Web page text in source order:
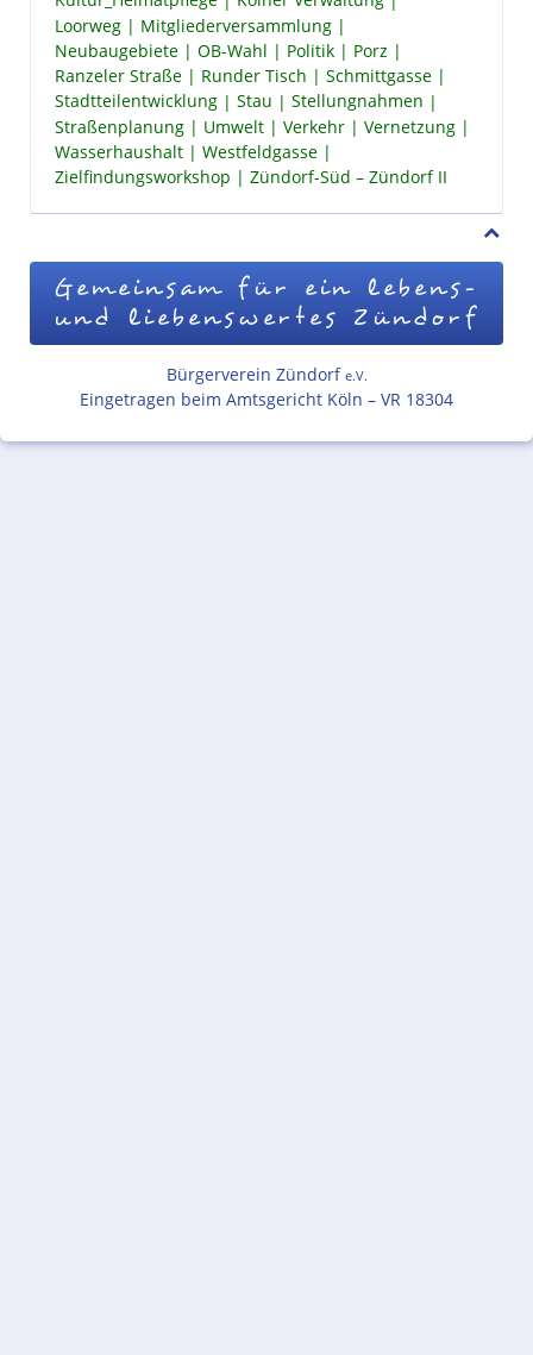
Loorweg
Mitgliederversammlung
Neubaugebiete
OB-Wahl Politik
Porz
Ranzeler Straße
Runder Tisch
Schmittgasse
Stadtteilentwicklung
Stau
Stellungnahmen
Straßenplanung
Umwelt Verkehr
Vernetzung
Wasserhaushalt
Westfeldgasse
Zielfindungsworkshop
Zündorf-Süd – Zündorf II
Gemeinsam für ein lebens-
und liebenswertes Zündorf
Bürgerverein Zündorf e.V.
Eingetragen beim Amtsgericht Köln – VR 18304